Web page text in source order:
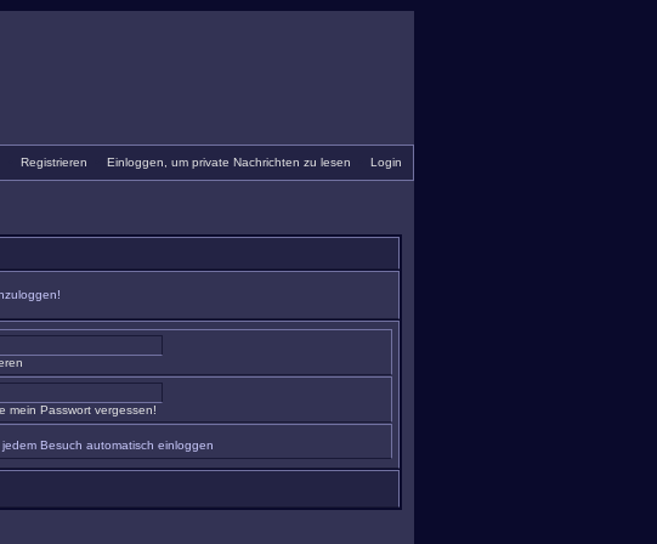
Registrieren Einloggen, um private Nachrichten zu lesen Login
mein Passwort vergessen!
jedem Besuch automatisch einloggen